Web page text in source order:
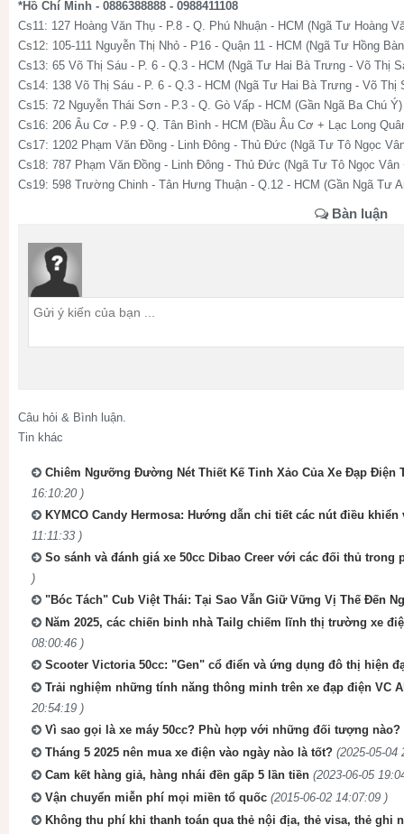
*Hồ Chí Minh - 0886388888 - 0988411108
Cs11: 127 Hoàng Văn Thụ - P.8 - Q. Phú Nhuận - HCM (Ngã Tư Hoàng
Cs12: 105-111 Nguyễn Thị Nhỏ - P16 - Quận 11 - HCM (Ngã Tư Hồng
Cs13: 65 Võ Thị Sáu - P. 6 - Q.3 - HCM (Ngã Tư Hai Bà Trưng - Võ Thị
Cs14: 138 Võ Thị Sáu - P. 6 - Q.3 - HCM (Ngã Tư Hai Bà Trưng - Võ Thị
Cs15: 72 Nguyễn Thái Sơn - P.3 - Q. Gò Vấp - HCM (Gần Ngã Ba Chú Ý)
Cs16: 206 Âu Cơ - P.9 - Q. Tân Bình - HCM (Đầu Âu Cơ + Lạc Long
Cs17: 1202 Phạm Văn Đồng - Linh Đông - Thủ Đức (Ngã Tư Tô Ngọc
Cs18: 787 Phạm Văn Đồng - Linh Đông - Thủ Đức (Ngã Tư Tô Ngọc Vân
Cs19: 598 Trường Chinh - Tân Hưng Thuận - Q.12 - HCM (Gần Ngã Tư
Bàn luận
Câu hỏi & Bình luận.
Tin khác
Chiêm Ngưỡng Đường Nét Thiết Kế Tinh Xảo Của Xe Đạp Điện
16:10:20 )
KYMCO Candy Hermosa: Hướng dẫn chi tiết các nút điều khiển
11:11:33 )
So sánh và đánh giá xe 50cc Dibao Creer với các đối thủ trong
)
"Bóc Tách" Cub Việt Thái: Tại Sao Vẫn Giữ Vững Vị Thế Đến
Năm 2025, các chiến binh nhà Tailg chiếm lĩnh thị trường xe
08:00:46 )
Scooter Victoria 50cc: "Gen" cổ điển và ứng dụng đô thị hiện
Trải nghiệm những tính năng thông minh trên xe đạp điện VC
20:54:19 )
Vì sao gọi là xe máy 50cc? Phù hợp với những đối tượng nào?
Tháng 5 2025 nên mua xe điện vào ngày nào là tốt? (2025-05-04
Cam kết hàng giả, hàng nhái đền gấp 5 lần tiền (2023-06-05
Vận chuyển miễn phí mọi miền tổ quốc (2015-06-02 14:07:09 )
Không thu phí khi thanh toán qua thẻ nội địa, thẻ visa, thẻ ghi